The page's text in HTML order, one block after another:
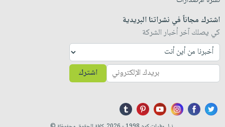
اشترك مجاناً في نشراتنا البريدية
كي يصلك آخر أخبار الشركة
اشترك